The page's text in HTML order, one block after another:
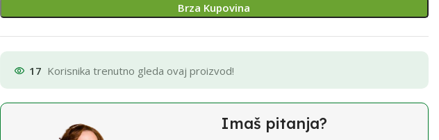
Brza Kupovina
17 Korisnika trenutno gleda ovaj proizvod!
Imaš pitanja?